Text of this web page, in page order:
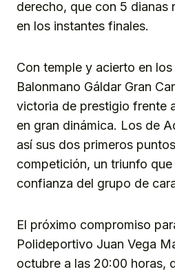
derecho, que con 5 dianas
en los instantes finales.
Con temple y acierto en
Balonmano Gáldar Gran
victoria de prestigio frente
en gran dinámica. Los de
así sus dos primeros
competición, un triunfo
confianza del grupo de
El próximo compromiso
Polideportivo Juan Vega
octubre a las 20:00 horas,